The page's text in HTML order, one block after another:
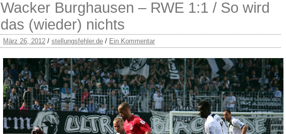
Wacker Burghausen – RWE 1:1 / So wird
das (wieder) nichts
März 26, 2012 / stellungsfehler.de / Ein Kommentar